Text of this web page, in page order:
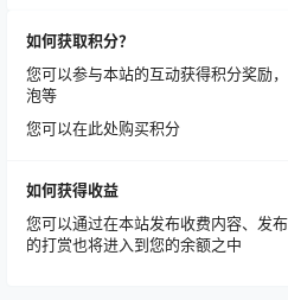
如何获取积分？
您可以参与本站的互动获得积分奖励
泡等
您可以在此处购买积分
如何获得收益
您可以通过在本站发布收费内容、发
的打赏也将进入到您的余额之中